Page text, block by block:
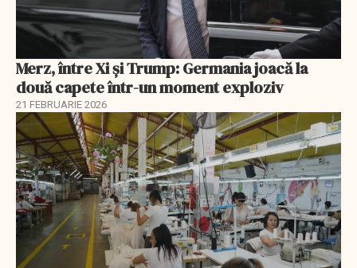
Merz, între Xi și Trump: Germania joacă la
două capete într-un moment exploziv
21 FEBRUARIE 2026